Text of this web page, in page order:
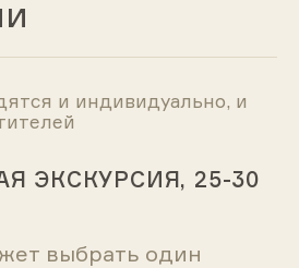
и индивидуально, и
ЭКСКУРСИЯ, 25-30
выбрать один